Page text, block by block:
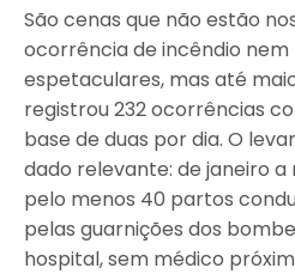
São cenas que não estão
ocorrência de incêndio nem
espetaculares, mas até
registrou 232 ocorrências
base de duas por dia. O
dado relevante: de janeiro
pelo menos 40 partos
pelas guarnições dos
hospital, sem médico